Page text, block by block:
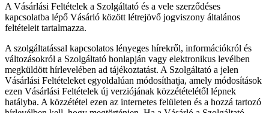
A Vásárlási Feltételek a Szolgáltató és a vele szerződéses
kapcsolatba lépő Vásárló között létrejövő jogviszony általános
feltételeit tartalmazza.
A szolgáltatással kapcsolatos lényeges hírekről, információkról és
változásokról a Szolgáltató honlapján vagy elektronikus levélben
megküldött hírlevelében ad tájékoztatást. A Szolgáltató a jelen
Vásárlási Feltételeket egyoldalúan módosíthatja, amely módosítások
ezen Vásárlási Feltételek új verziójának közzétételétől lépnek
hatályba. A közzététel ezen az internetes felületen és a hozzá tartozó